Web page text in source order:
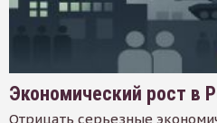
Экономический рост в
Отрицать серьезные